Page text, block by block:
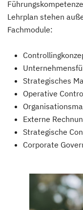
Lehrplan stehen
Fachmodule:
Strategisches
Operative
Externe
Strategische
Corporate